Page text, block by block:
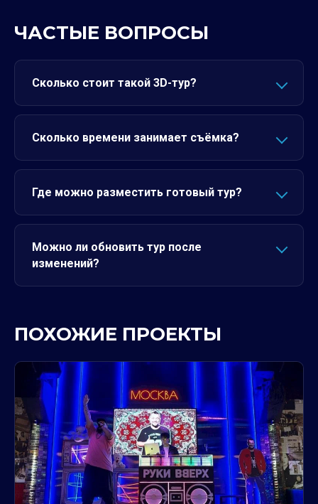
ЧАСТЫЕ ВОПРОСЫ
Сколько стоит такой 3D-тур?
Сколько времени занимает съёмка?
Где можно разместить готовый тур?
Можно ли обновить тур после
изменений?
ПОХОЖИЕ ПРОЕКТЫ